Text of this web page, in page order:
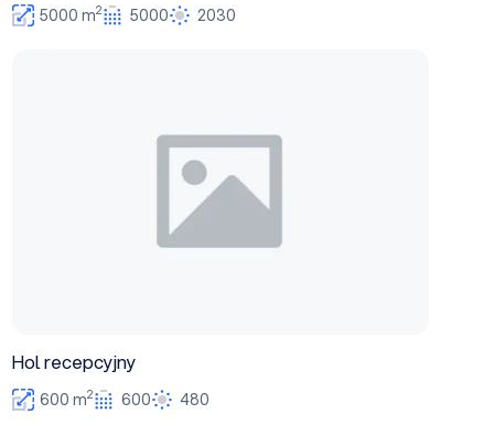
5000 m2 5000 2030
Hol recepcyjny
600 m2 600 480